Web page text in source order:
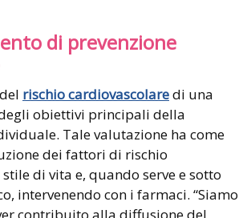
di prevenzione
rischio cardiovascolaredi una
obiettivi principali della
Tale valutazione ha come
dei fattori di rischio
di vita e, quando serve e sotto
intervenendo con i farmaci. “Siamo